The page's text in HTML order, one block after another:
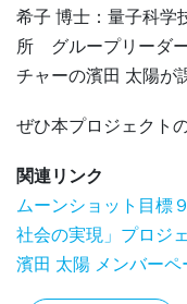
希子 博士：量子科学
所 グループリーダ
チャーの濱田 太陽が
ぜひ本プロジェクト
関連リンク
ムーンショット目標
社会の実現」プロジ
濱田 太陽 メンバーペ